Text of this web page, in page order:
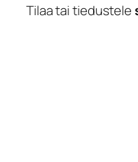
Tilaa tai tiedustele